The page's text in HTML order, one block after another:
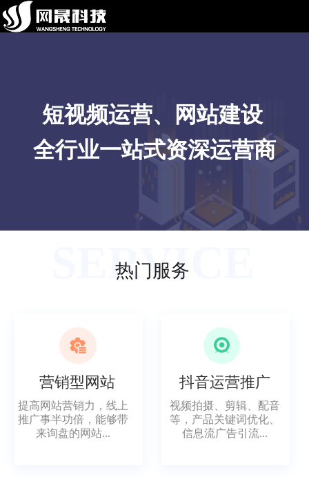
全行业一站式资深运营商
短视频运营、网站建设
热门服务
SERVICE
视频拍摄、剪辑、配音
等，产品关键词优化、
信息流广告引流...
抖音运营推广
提高网站营销力，线上
推广事半功倍，能够带
来询盘的网站...
营销型网站